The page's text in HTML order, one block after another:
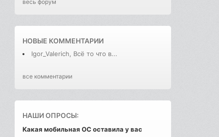
весь форум
НОВЫЕ КОММЕНТАРИИ
Igor_Valerich, Всё то что в...
все комментарии
НАШИ ОПРОСЫ:
Какая мобильная ОС оставила у вас